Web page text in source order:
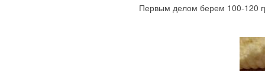
Первым делом берем 100-120